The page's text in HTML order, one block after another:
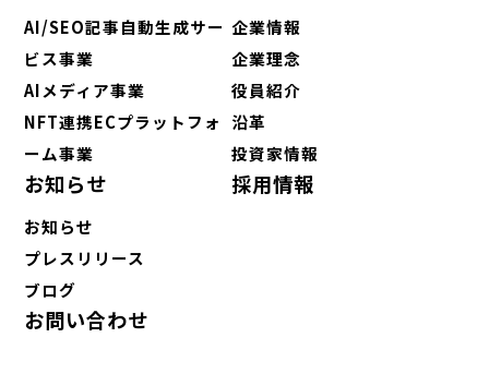
AI/SEO記事自動生成サー
ビス事業
AIメディア事業
NFT連携ECプラットフォ
ーム事業
企業情報
企業理念
役員紹介
沿革
投資家情報
お知らせ
お知らせ
プレスリリース
ブログ
採用情報
お問い合わせ